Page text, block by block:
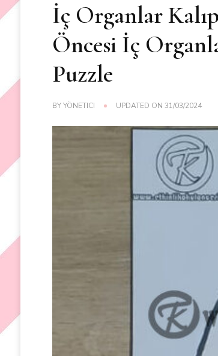
İç Organlar
Öncesi İç
Puzzle
BYYÖNETICI UPDATED ON 31/03/2024